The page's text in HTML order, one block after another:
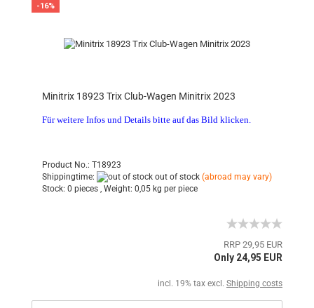
-16%
Minitrix 18923 Trix Club-Wagen Minitrix 2023
Für weitere Infos und Details bitte auf das Bild klicken.
Product No.: T18923
Shippingtime:
out of stock (abroad may vary)
Stock: 0 pieces , Weight: 0,05 kg per piece
RRP 29,95 EUR
Only 24,95 EUR
incl. 19% tax excl. Shipping costs